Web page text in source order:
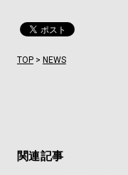
TOP> NEWS
関連記事